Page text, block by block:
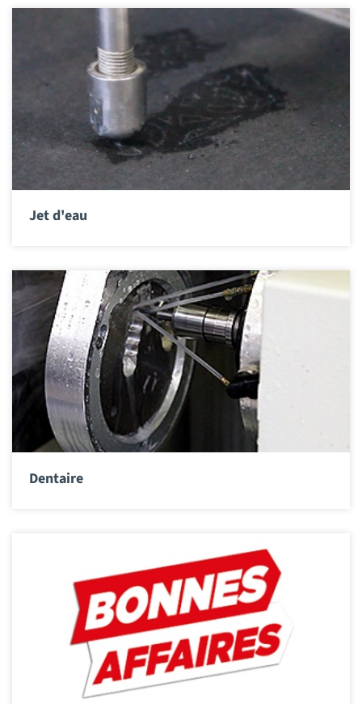
Jet d'eau
Dentaire